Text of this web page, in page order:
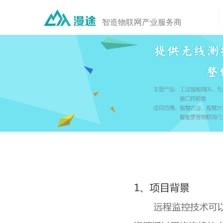
智造物联网产业服务商